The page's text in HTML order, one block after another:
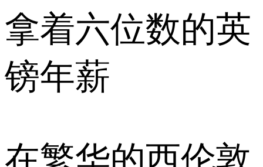
拿着六位数的英
镑年薪
在繁华的西伦敦